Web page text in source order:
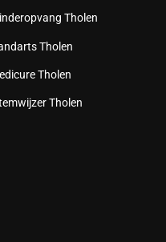
Tholen
Tholen
Tholen
Tholen